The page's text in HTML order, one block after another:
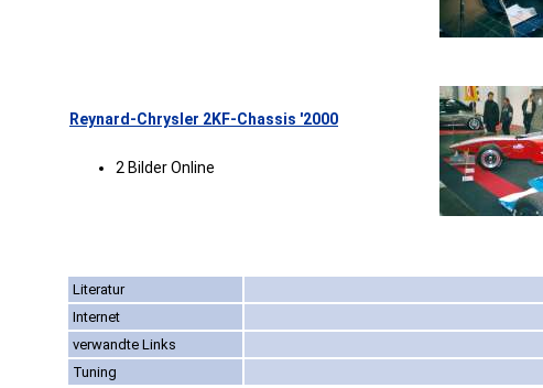
Reynard-Chrysler 2KF-Chassis '2000
2 Bilder Online
Literatur
Internet
verwandte Links
Tuning